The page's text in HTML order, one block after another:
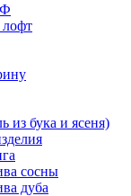
из бука и ясеня)
сосны
дуба